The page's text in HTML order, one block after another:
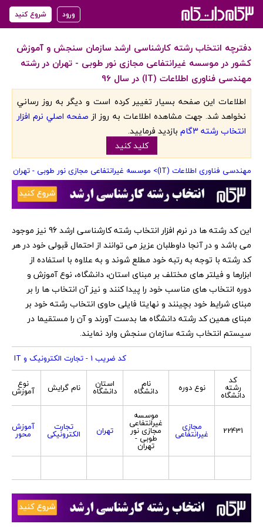
ورود شروع کنید
دفترچه انتخاب رشته کارشناسی ارشد سازمان سنجش و آموزش
کشور در موسسه غیرانتفاعی مجازی نور طوبی - تهران در رشته
مهندسی فناوری اطلاعات (IT) در سال 96
اطلاعات اين صفحه بسيار تغيير کرده است و ديگر به روز رساني
نخواهد شد. جهت مشاهده اطلاعات به روز از صفحه اصلي نرم افزار
انتخاب رشته 3گام
بازديد فرماييد.
کليد کنيد
مهندسی فناوری اطلاعات (IT) > موسسه غیرانتفاعی مجازی نور طوبی - تهران
‏این کد رشته ها در نرم افزار انتخاب رشته کارشناسی ارشد 96 نیز موجود
می باشد و در آنجا داوطلبان عزیز می توانند از احتمال قبولی خود در هر
کد رشته با توجه به رتبه خود مطلع شوند و به علاوه با استفاده از
ابزارها و فیلتر های مختلف بر مبنای استان، دانشگاه، نوع آموزش و
دوره انتخاب های مناسب خود را پیدا کنند و نیز آن انتخاب ها را بر
مبنای شرایط خود بچینند و نهایتا فایلی حاوی انتخاب رشته خود بر
مبنای همین کد رشته دانشگاه ها بدست آورند و آن را مستقیما در
سیستم انتخاب رشته سازمان سنجش وارد نمایند.
کد ضریب 1 - تجارت الکترونیک و IT
کد
رشته
دانشگاه
نوع دوره نام
دانشگاه
استان
دانشگاه نام گرایش نوع
آموزش
22431 مجازی
غیرانتفاعی
موسسه
غیرانتفاعی
مجازی نور
طوبی -
تهران
تهران تجارت
الکترونیکی
آموزش
محور